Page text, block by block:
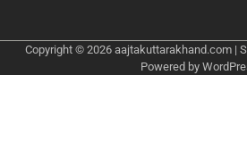
Copyright © 2026 aajtakuttarakhand.com |
Powered by